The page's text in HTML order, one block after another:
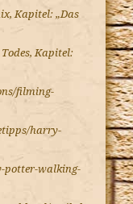
Kapitel: „Das
Kapitel:
filming-
harry-
potter-walking-